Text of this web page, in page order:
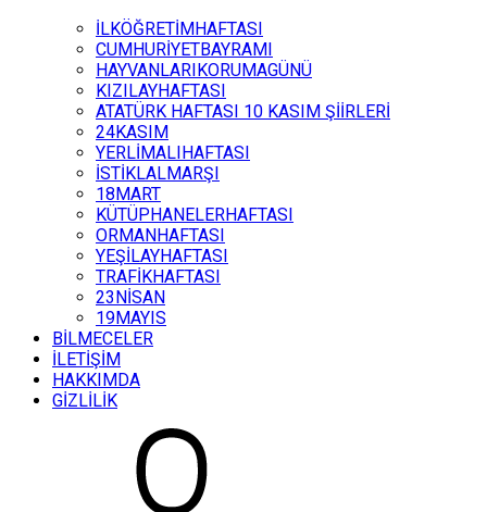
İLKÖĞRETİMHAFTASI
CUMHURİYETBAYRAMI
HAYVANLARIKORUMAGÜNÜ
KIZILAYHAFTASI
ATATÜRK HAFTASI 10 KASIM ŞİİRLERİ
24KASIM
YERLİMALIHAFTASI
İSTİKLALMARŞI
18MART
KÜTÜPHANELERHAFTASI
ORMANHAFTASI
YEŞİLAYHAFTASI
TRAFİKHAFTASI
23NİSAN
19MAYIS
BİLMECELER
İLETİŞİM
HAKKIMDA
GİZLİLİK